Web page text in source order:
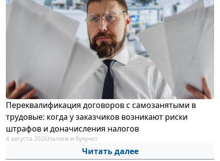
Переквалификация договоров с самозанятыми в
трудовые: когда у заказчиков возникают риски
штрафов и доначисления налогов
4 августа 2026Налоги и бухучет
Читать далее